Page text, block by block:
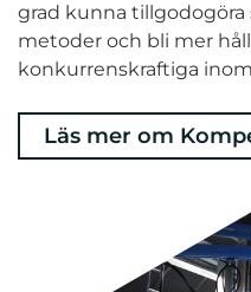
grad kunna
metoder och bli mer
konkurrenskraftiga
Läs mer om